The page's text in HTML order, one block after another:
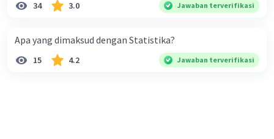
34 3.0 Jawaban terverifikasi
Apa yang dimaksud dengan Statistika?
15 4.2 Jawaban terverifikasi